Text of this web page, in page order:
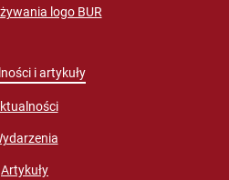
logo BUR
i artykuły
Artykuły